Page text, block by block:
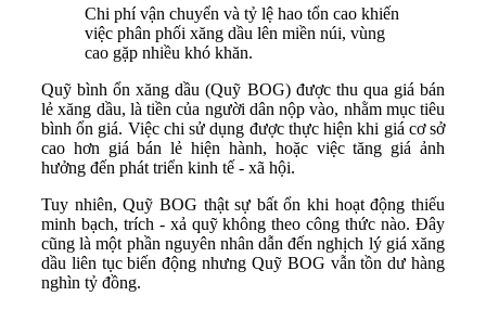
Chi phí vận chuyển và tỷ lệ hao tổn cao khiến
việc phân phối xăng dầu lên miền núi, vùng
cao gặp nhiều khó khăn.
Quỹ bình ổn xăng dầu (Quỹ BOG) được thu qua giá bán
lẻ xăng dầu, là tiền của người dân nộp vào, nhằm mục tiêu
bình ổn giá. Việc chi sử dụng được thực hiện khi giá cơ sở
cao hơn giá bán lẻ hiện hành, hoặc việc tăng giá ảnh
hưởng đến phát triển kinh tế - xã hội.
Tuy nhiên, Quỹ BOG thật sự bất ổn khi hoạt động thiếu
minh bạch, trích - xả quỹ không theo công thức nào. Đây
cũng là một phần nguyên nhân dẫn đến nghịch lý giá xăng
dầu liên tục biến động nhưng Quỹ BOG vẫn tồn dư hàng
nghìn tỷ đồng.